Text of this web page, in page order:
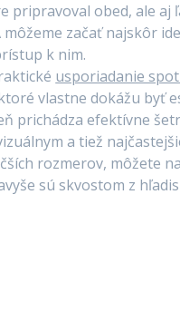
pripravoval obed, ale
začať najskôr
k nim.
usporiadanie
vlastne dokážu byť
prichádza efektívne
a tiež
rozmerov, môžete
sú skvostom z